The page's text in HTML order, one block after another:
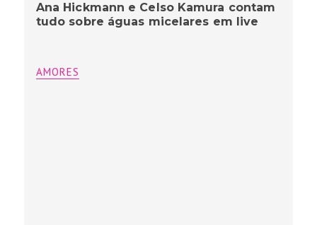
Ana Hickmann e Celso Kamura contam
tudo sobre águas micelares em live
AMORES